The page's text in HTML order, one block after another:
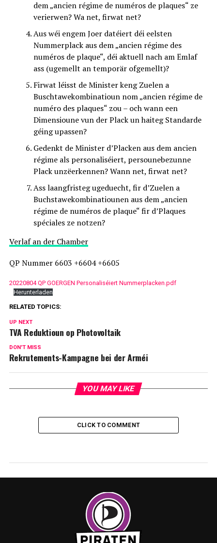
dem „ancien régime de numéros de plaques“ ze
verierwen? Wa net, firwat net?
Aus wéi engem Joer datéiert déi eelsten
Nummerplack aus dem „ancien régime des
numéros de plaque“, déi aktuell nach am Ëmlaf
ass (ugemellt an temporär ofgemellt)?
Firwat léisst de Minister keng Zuelen a
Buschtawekombinatioun nom „ancien régime de
numéro des plaques“ zou – och wann een
Dimensioune vun der Plack un haiteg Standarde
géing upassen?
Gedenkt de Minister d’Placken aus dem ancien
régime als personaliséiert, persounebezunne
Plack unzëerkennen? Wann net, firwat net?
Ass laangfristeg ugeduecht, fir d’Zuelen a
Buchstawekombinatiounen aus dem „ancien
régime de numéros de plaque“ fir d’Plaques
spéciales ze notzen?
Verlaf an der Chamber
QP Nummer 6603 +6604 +6605
20220804 QP GOERGEN Personaliséiert Nummerplacken.pdf
Herunterladen
RELATED TOPICS:
UP NEXT
TVA Reduktioun op Photovoltaik
DON'T MISS
Rekrutements-Kampagne bei der Arméi
YOU MAY LIKE
CLICK TO COMMENT